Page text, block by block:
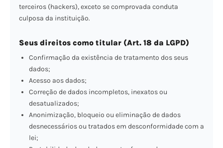
terceiros (hackers), exceto se comprovada conduta
culposa da instituição.
Seus direitos como titular (Art. 18 da LGPD)
Confirmação da existência de tratamento dos seus
dados;
Acesso aos dados;
Correção de dados incompletos, inexatos ou
desatualizados;
Anonimização, bloqueio ou eliminação de dados
desnecessários ou tratados em desconformidade com a
lei;